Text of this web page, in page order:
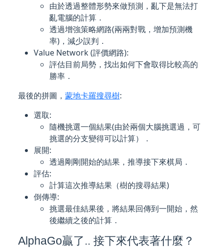
由於透過整體形勢來做預測，亂下是無法打
亂電腦的計算．
透過增強策略網路(兩兩對戰，增加預測機
率)，減少誤判．
Value Network (評價網路):
評估目前局勢，找出如何下會取得比較高的
勝率．
最後的拼圖， 蒙地卡羅搜尋樹:
選取:
隨機挑選一個結果(由於兩個大腦挑選過，可
挑選的分支變得可以計算）．
展開:
透過剛剛開始的結果，推導接下來棋局．
評估:
計算這次推導結果（樹的搜尋結果)
倒傳導:
挑選最佳結果後，將結果回傳到一開始，然
後繼續之後的計算．
AlphaGo贏了.. 接下來代表著什麼？